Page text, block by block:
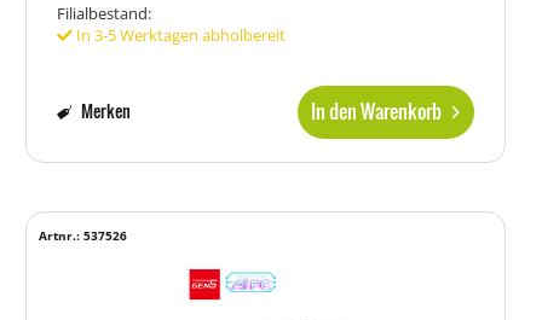
Filialbestand:
In 3-5 Werktagen abholbereit
In den Warenkorb
Merken
Artnr.: 537526